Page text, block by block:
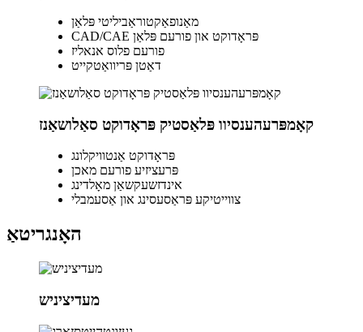
מאַנופאַקטוראַביליטי פּלאַן
CAD/CAE פּראָדוקט און פורעם פּלאַן
פורעם פלוס אנאליז
דאַטן פּריוואַטקייט
קאָמפּרעהענסיוו פּלאַסטיק פּראָדוקט סאַלושאַנז
פּראָדוקט אַנטוויקלונג
פּרעציזיע פורעם מאכן
אינדזשעקשאַן מאָלדינג
צווייטיקע פּראַסעסינג און אַסעמבלי
האָנגריטאַ
מעדיציניש